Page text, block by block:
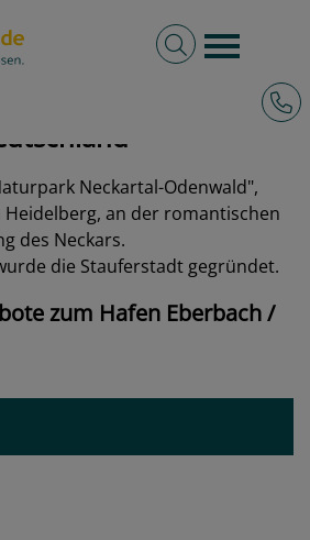
Burger
Volltextsuche
Eberbach
Neckartal-Odenwald",
Heidelberg, an der romantischen
des Neckars.
die Stauferstadt gegründet.
zum Hafen Eberbach /